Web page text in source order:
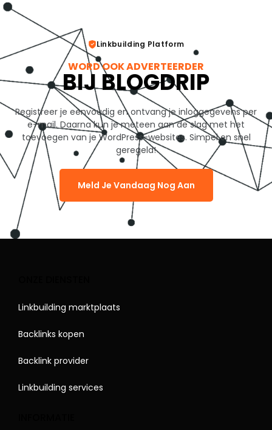
Linkbuilding Platform
WORD OOK ADVERTEERDER
BIJ BLOGDRIP
Registreer je eenvoudig en ontvang je inloggegevens per
e-mail. Daarna kun je meteen aan de slag met het
toevoegen van je WordPress-websites. Simpel en snel
geregeld!
Meld Je Vandaag Nog Aan
Linkbuilding marktplaats
Backlinks kopen
Backlink provider
Linkbuilding services